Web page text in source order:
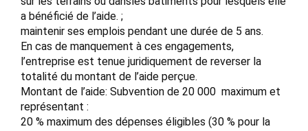
a bénéficié de l’aide. ;
maintenir ses emplois pendant une durée de 5 ans.
En cas de manquement à ces engagements,
l’entreprise est tenue juridiquement de reverser la
totalité du montant de l’aide perçue.
Montant de l’aide: Subvention de 20 000  maximum et
représentant :
20 % maximum des dépenses éligibles (30 % pour la